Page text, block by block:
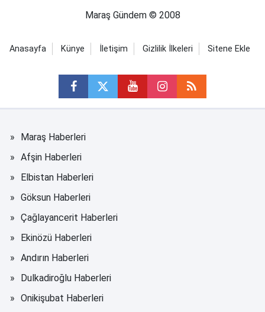
Maraş Gündem © 2008
Anasayfa Künye İletişim Gizlilik İlkeleri Sitene Ekle
Maraş Haberleri
Afşin Haberleri
Elbistan Haberleri
Göksun Haberleri
Çağlayancerit Haberleri
Ekinözü Haberleri
Andırın Haberleri
Dulkadiroğlu Haberleri
Onikişubat Haberleri